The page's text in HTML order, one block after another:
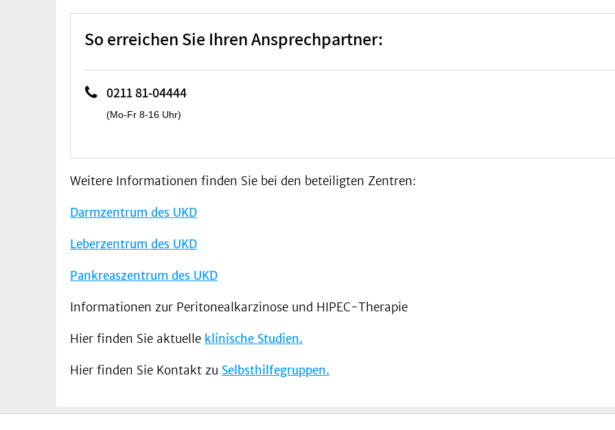
So erreichen Sie Ihren Ansprechpartner:
0211 81-04444
(Mo-Fr 8-16 Uhr)
Weitere Informationen finden Sie bei den beteiligten Zentren:
Darmzentrum des UKD
Leberzentrum des UKD
Pankreaszentrum des UKD
Informationen zur Peritonealkarzinose und HIPEC-Therapie
Hier finden Sie aktuelle klinische Studien.
Hier finden Sie Kontakt zu Selbsthilfegruppen.